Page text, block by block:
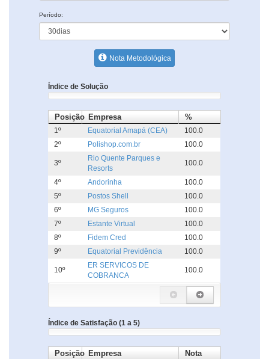
Período:
Nota Metodológica
Índice de Solução
Posição Empresa %
1º Equatorial Amapá (CEA)
100.0
2º
Polishop.com.br 100.0
3º
Rio Quente Parques e
Resorts
100.0
4º Andorinha
100.0
5º
Postos Shell
100.0
6º
MG Seguros
100.0
7º
Estante Virtual
100.0
8º
Fidem Cred
100.0
9º
Equatorial Previdência 100.0
10º
ER SERVICOS DE
COBRANCA
100.0
Índice de Satisfação (1 a 5)
Posição Empresa Nota